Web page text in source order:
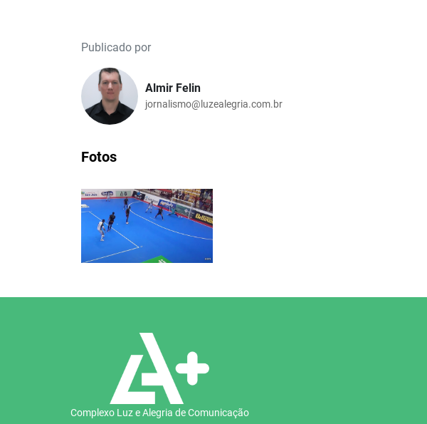
Publicado por
Almir Felin
jornalismo@luzealegria.com.br
Fotos
Complexo Luz e Alegria de Comunicação